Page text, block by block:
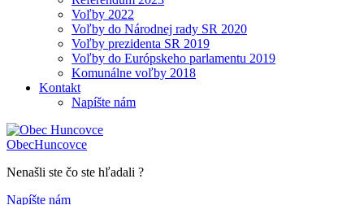
Voľby 2022
Voľby do Národnej rady SR 2020
Voľby prezidenta SR 2019
Voľby do Európskeho parlamentu 2019
Komunálne voľby 2018
Kontakt
Napíšte nám
ObecHuncovce
Nenašli ste čo ste hľadali ?
Napíšte nám